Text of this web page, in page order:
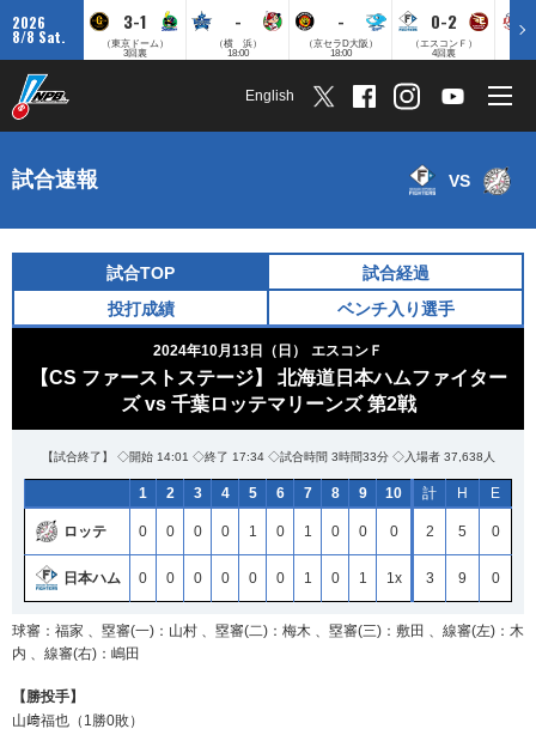
2026
8/8 Sat.
3-1
（東京ドーム）
3回裏
-
（横 浜）
18:00
-
（京セラD大阪）
18:00
0-2
（エスコンＦ）
4回裏
English
試合速報 VS
試合TOP
試合経過
投打成績
ベンチ入り選手
2024年10月13日（日） エスコンＦ
【CS ファーストステージ】 北海道日本ハムファイター
ズ vs 千葉ロッテマリーンズ 第2戦
【試合終了】 ◇開始 14:01 ◇終了 17:34 ◇試合時間 3時間33分 ◇入場者 37,638人
1 2 3 4 5 6 7 8 9 10 計 H E
ロッテ 0 0 0 0 1 0 1 0 0 0 2 5 0
日本ハム 0 0 0 0 0 0 1 0 1 1x 3 9 0
球審：福家 、塁審(一)：山村 、塁審(二)：梅木 、塁審(三)：敷田 、線審(左)：木
内 、線審(右)：嶋田
【勝投手】
山﨑福也 （1勝0敗）